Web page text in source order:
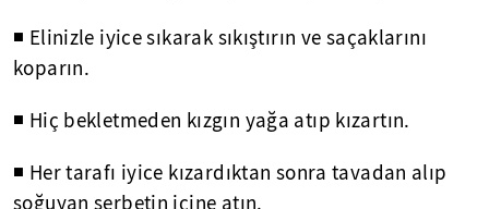
◾ Elinizle iyice sıkarak sıkıştırın ve saçaklarını
koparın.
◾ Hiç bekletmeden kızgın yağa atıp kızartın.
◾ Her tarafı iyice kızardıktan sonra tavadan alıp
soğuyan şerbetin içine atın.